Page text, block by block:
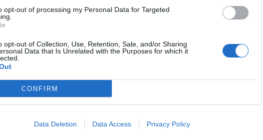
opt-out of processing my Personal Data for Targeted
opt-out of Collection, Use, Retention, Sale, and/or Sharing
Data that Is Unrelated with the Purposes for which it
CONFIRM
Data Deletion Data Access Privacy Policy
vicunya, una fibra més cara que
de 2022